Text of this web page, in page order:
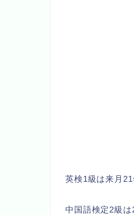
英検1級は来月
中国語検定2級は